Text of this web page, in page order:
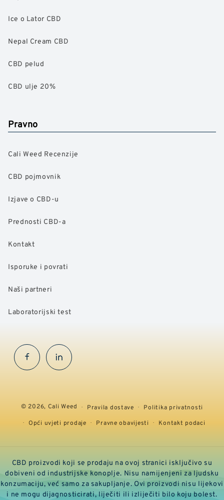
Ice o Lator CBD
Nepal Cream CBD
CBD pelud
CBD ulje 20%
Pravno
Cali Weed Recenzije
CBD pojmovnik
Izjave o CBD-u
Prednosti CBD-a
Kontakt
Isporuke i povrati
Naši partneri
Laboratorijski test
FacebookInstaGram
© 2026, Cali Weed Pravila dostave
Politika privatnosti
Opći uvjeti prodaje
Pravne obavijesti Kontakt podaci
CBD proizvodi koji se prodaju na ovoj stranici isključivo su
dobiveni od industrijske konoplje. Nisu namijenjeni za ljudsku
konzumaciju, već samo za sakupljanje. Ovi proizvodi nisu lijekovi
i ne mogu dijagnosticirati, liječiti ili izliječiti bilo koju bolest.